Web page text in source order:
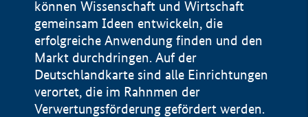
können Wissenschaft und Wirtschaft
gemeinsam Ideen entwickeln, die
erfolgreiche Anwendung finden und den
Markt durchdringen. Auf der
Deutschlandkarte sind alle Einrichtungen
verortet, die im Rahnmen der
Verwertungsförderung gefördert werden.